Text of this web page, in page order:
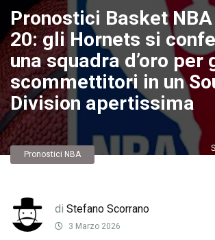
Pronostici Basket NBA
20: gli Hornets si
una squadra d’oro per
scommettitori in un
Division apertissima
Pronostici NBA
di Stefano Scorrano
3 Marzo 2026